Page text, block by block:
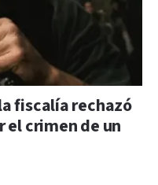
fiscalía rechazó
el crimen de un